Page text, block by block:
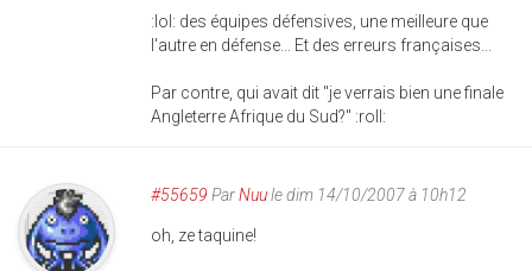
:lol: des équipes défensives, une meilleure que
l'autre en défense... Et des erreurs françaises...
Par contre, qui avait dit "je verrais bien une finale
Angleterre Afrique du Sud?" :roll:
#55659 ParNuule dim 14/10/2007 à 10h12
oh, ze taquine!